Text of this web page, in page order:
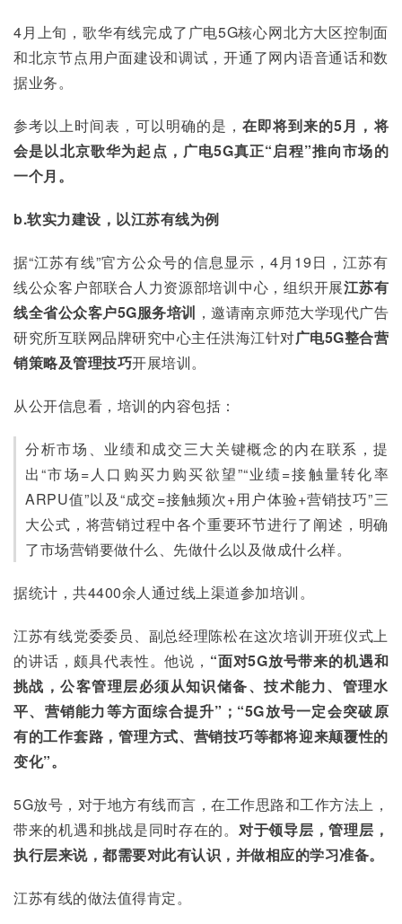
4月上旬，歌华有线完成了广电5G核心网北方大区控制面
和北京节点用户面建设和调试，开通了网内语音通话和数
据业务。
参考以上时间表，可以明确的是，在即将到来的5月，将
会是以北京歌华为起点，广电5G真正“启程”推向市场的
一个月。
b.软实力建设，以江苏有线为例
据“江苏有线”官方公众号的信息显示，4月19日，江苏有
线公众客户部联合人力资源部培训中心，组织开展江苏有
线全省公众客户5G服务培训 ，邀请南京师范大学现代广告
研究所互联网品牌研究中心主任洪海江针对广电5G整合营
销策略及管理技巧开展培训。
从公开信息看，培训的内容包括：
分析市场、业绩和成交三大关键概念的内在联系，提
出“市场=人口购买力购买欲望”“业绩=接触量转化率
ARPU值”以及“成交=接触频次+用户体验+营销技巧”三
大公式，将营销过程中各个重要环节进行了阐述，明确
了市场营销要做什么、先做什么以及做成什么样。
据统计，共4400余人通过线上渠道参加培训。
江苏有线党委委员、副总经理陈松在这次培训开班仪式上
的讲话，颇具代表性。他说， “面对5G放号带来的机遇和
挑战，公客管理层必须从知识储备、技术能力、管理水
平、营销能力等方面综合提升” ； “5G放号一定会突破原
有的工作套路，管理方式、营销技巧等都将迎来颠覆性的
变化”。
5G放号，对于地方有线而言，在工作思路和工作方法上，
带来的机遇和挑战是同时存在的。 对于领导层，管理层，
执行层来说，都需要对此有认识，并做相应的学习准备。
江苏有线的做法值得肯定。